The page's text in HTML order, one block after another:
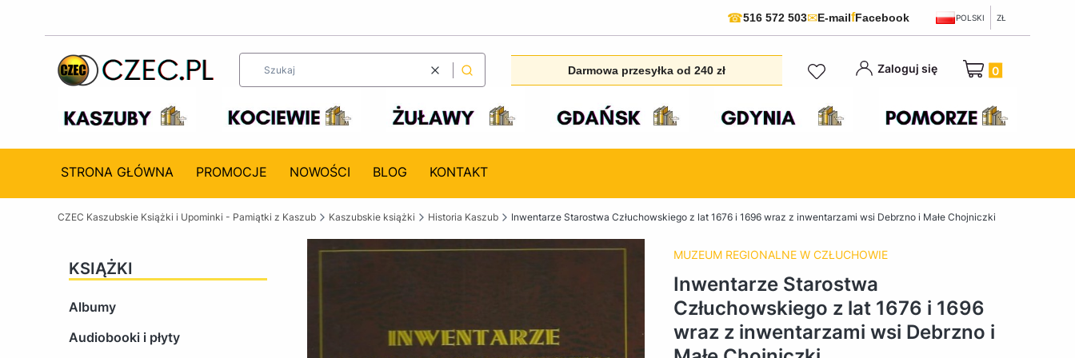
☎516 572 503✉E-mailfFacebook POLSKI ZŁ
WyczyśćSzukaj Darmowa przesyłka od 240 zł Zaloguj się Produkty w
STRONA GŁÓWNA PROMOCJE NOWOŚCI BLOG KONTAKT
CZEC Kaszubskie Książki i Upominki - Pamiątki z Kaszub Kaszubskie książki Historia Kaszub Inwentarze Starostwa Człuchowskiego z lat 1676 i 1696 wraz z inwentarzami wsi Debrzno i Małe Chojniczki
KSIĄŻKI
Albumy
Audiobooki i płyty
MUZEUM REGIONALNE W CZŁUCHOWIE
Inwentarze Starostwa
Człuchowskiego z lat 1676 i 1696
wraz z inwentarzami wsi Debrzno i